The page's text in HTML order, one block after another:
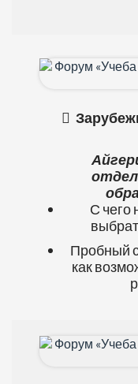
С чего
Пробный
как